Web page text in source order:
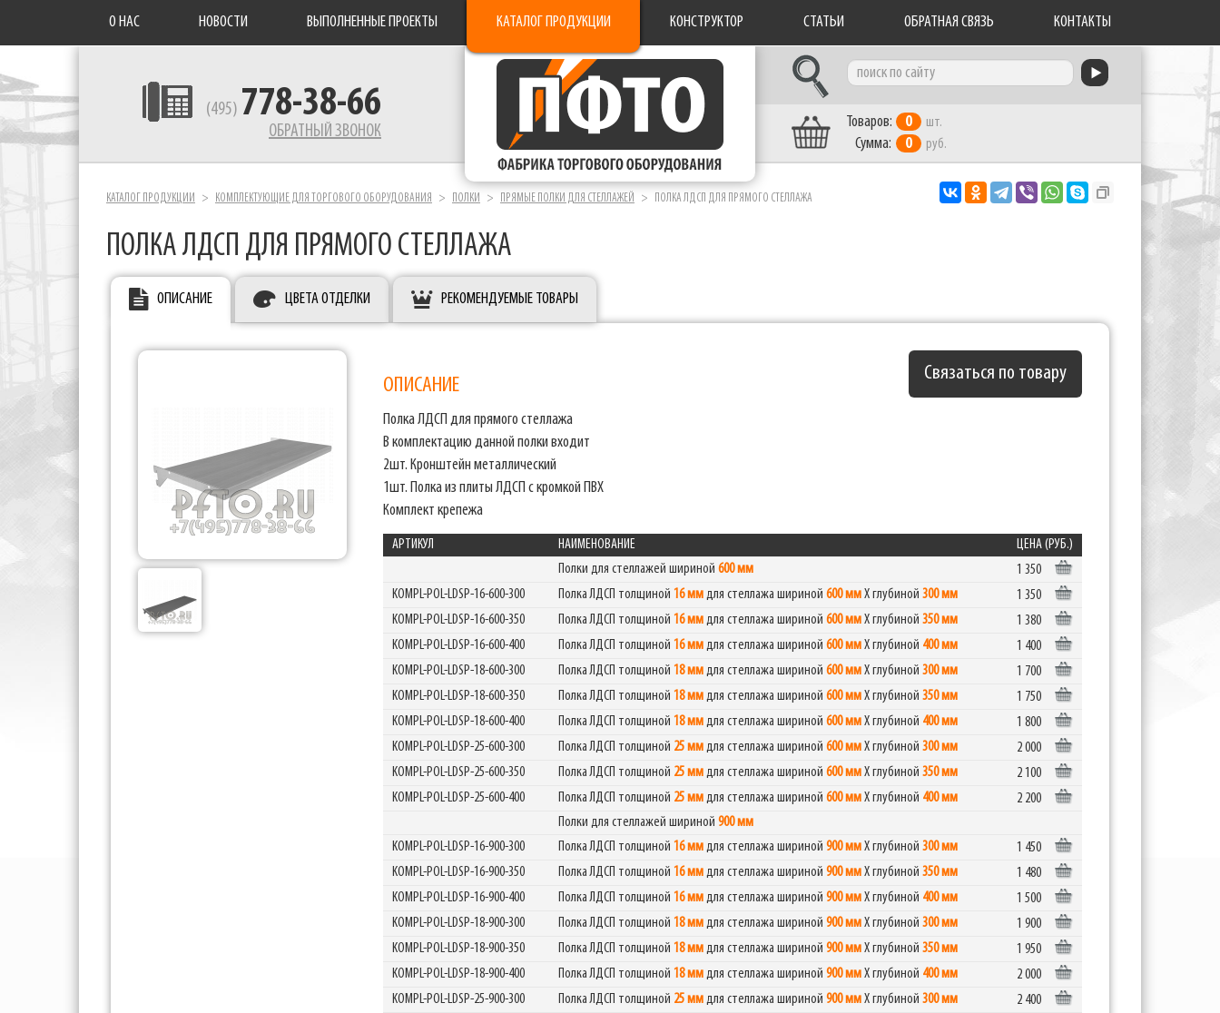
О НАС НОВОСТИ ВЫПОЛНЕННЫЕ ПРОЕКТЫ КАТАЛОГ ПРОДУКЦИИ КОНСТРУКТОР СТАТЬИ ОБРАТНАЯ СВЯЗЬ КОНТАКТЫ
(495) 778-38-66
ОБРАТНЫЙ ЗВОНОК
Фабрика торгового оборудования
Товаров: 0 шт.
Сумма: 0 руб.
КАТАЛОГ ПРОДУКЦИИ КОМПЛЕКТУЮЩИЕ ДЛЯ ТОРГОВОГО ОБОРУДОВАНИЯ ПОЛКИ ПРЯМЫЕ ПОЛКИ ДЛЯ СТЕЛЛАЖЕЙ ПОЛКА ЛДСП ДЛЯ ПРЯМОГО СТЕЛЛАЖА
ПОЛКА ЛДСП ДЛЯ ПРЯМОГО СТЕЛЛАЖА
ОПИСАНИЕ ЦВЕТА ОТДЕЛКИ РЕКОМЕНДУЕМЫЕ ТОВАРЫ
Связаться по товару
ОПИСАНИЕ
Полка ЛДСП для прямого стеллажа
В комплектацию данной полки входит
2шт. Кронштейн металлический
1шт. Полка из плиты ЛДСП с кромкой ПВХ
Комплект крепежа
АРТИКУЛ НАИМЕНОВАНИЕ
ЦЕНА (РУБ.)
Полки для стеллажей шириной 600 мм
1 350
KOMPL-POL-LDSP-16-600-300
Полка ЛДСП толщиной 16 ммдля стеллажа шириной 600 ммХ глубиной 300 мм
1 350
KOMPL-POL-LDSP-16-600-350
Полка ЛДСП толщиной 16 ммдля стеллажа шириной 600 ммХ глубиной 350 мм
1 380
KOMPL-POL-LDSP-16-600-400
Полка ЛДСП толщиной 16 ммдля стеллажа шириной 600 ммХ глубиной 400 мм
1 400
KOMPL-POL-LDSP-18-600-300
Полка ЛДСП толщиной 18 ммдля стеллажа шириной 600 ммХ глубиной 300 мм
1 700
KOMPL-POL-LDSP-18-600-350
Полка ЛДСП толщиной 18 ммдля стеллажа шириной 600 ммХ глубиной 350 мм
1 750
KOMPL-POL-LDSP-18-600-400
Полка ЛДСП толщиной 18 ммдля стеллажа шириной 600 ммХ глубиной 400 мм
1 800
KOMPL-POL-LDSP-25-600-300
Полка ЛДСП толщиной 25 ммдля стеллажа шириной 600 ммХ глубиной 300 мм
2 000
KOMPL-POL-LDSP-25-600-350
Полка ЛДСП толщиной 25 ммдля стеллажа шириной 600 ммХ глубиной 350 мм
2 100
KOMPL-POL-LDSP-25-600-400
Полка ЛДСП толщиной 25 ммдля стеллажа шириной 600 ммХ глубиной 400 мм
2 200
Полки для стеллажей шириной 900 мм
KOMPL-POL-LDSP-16-900-300
Полка ЛДСП толщиной 16 ммдля стеллажа шириной 900 ммХ глубиной 300 мм
1 450
KOMPL-POL-LDSP-16-900-350
Полка ЛДСП толщиной 16 ммдля стеллажа шириной 900 ммХ глубиной 350 мм
1 480
KOMPL-POL-LDSP-16-900-400
Полка ЛДСП толщиной 16 ммдля стеллажа шириной 900 ммХ глубиной 400 мм
1 500
KOMPL-POL-LDSP-18-900-300
Полка ЛДСП толщиной 18 ммдля стеллажа шириной 900 ммХ глубиной 300 мм
1 900
KOMPL-POL-LDSP-18-900-350
Полка ЛДСП толщиной 18 ммдля стеллажа шириной 900 ммХ глубиной 350 мм
1 950
KOMPL-POL-LDSP-18-900-400
Полка ЛДСП толщиной 18 ммдля стеллажа шириной 900 ммХ глубиной 400 мм
2 000
KOMPL-POL-LDSP-25-900-300
Полка ЛДСП толщиной 25 ммдля стеллажа шириной 900 ммХ глубиной 300 мм
2 400